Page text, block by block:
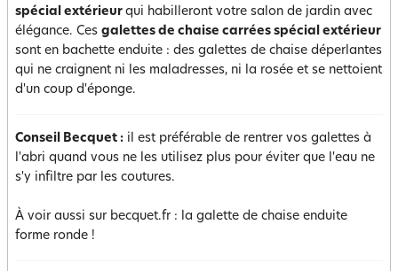
spécial extérieur qui habilleront votre salon de jardin avec
élégance. Ces galettes de chaise carrées spécial extérieur
sont en bachette enduite : des galettes de chaise déperlantes
qui ne craignent ni les maladresses, ni la rosée et se nettoient
d'un coup d'éponge.
Conseil Becquet : il est préférable de rentrer vos galettes à
l'abri quand vous ne les utilisez plus pour éviter que l'eau ne
s'y infiltre par les coutures.
À voir aussi sur becquet.fr : la galette de chaise enduite
forme ronde !